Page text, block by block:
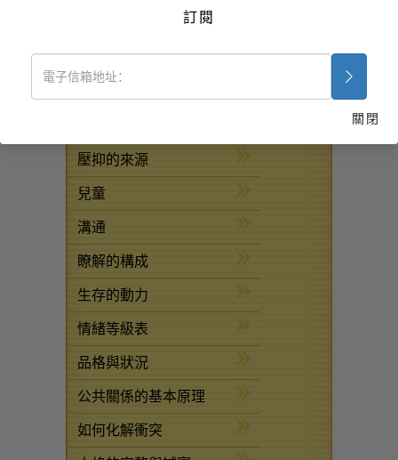
道
壓抑的來源
兒童
溝通
瞭解的構成
生存的動力
情緒等級表
品格與狀況
公共關係的基本原理
如何化解衝突
訂閱
關閉